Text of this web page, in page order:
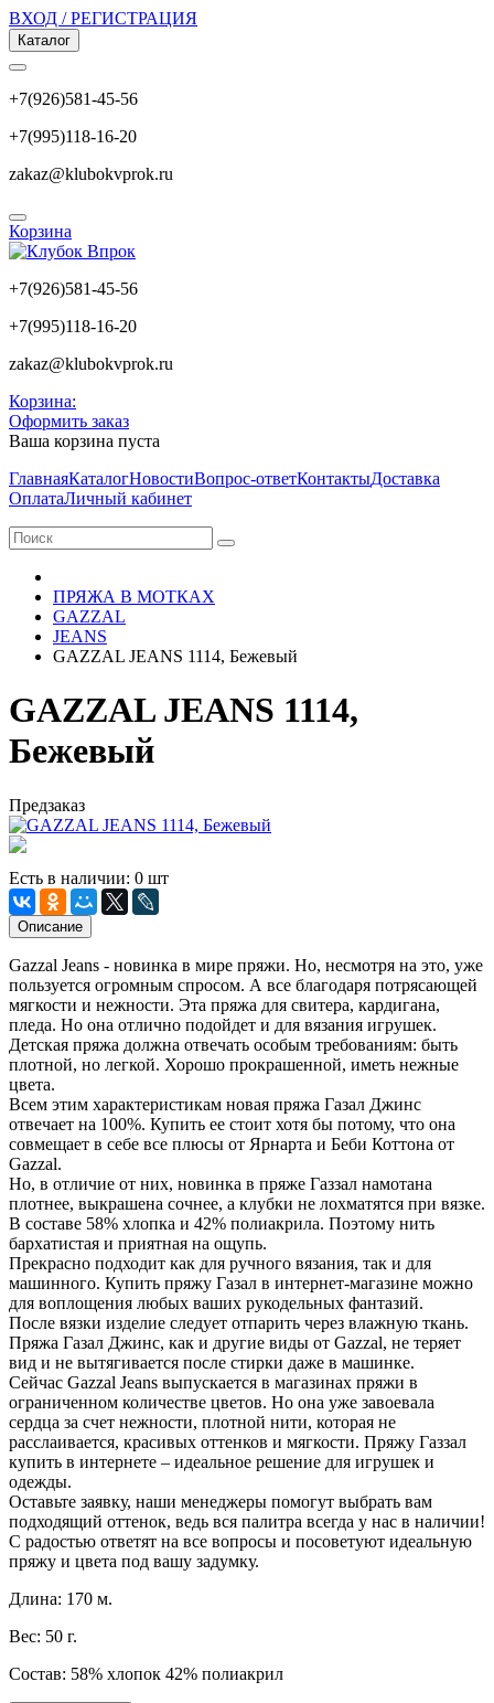
ВХОД / РЕГИСТРАЦИЯ
Каталог
+7(926)581-45-56
+7(995)118-16-20
zakaz@klubokvprok.ru
Корзина
+7(926)581-45-56
+7(995)118-16-20
zakaz@klubokvprok.ru
Корзина:
Оформить заказ
Ваша корзина пуста
ГлавнаяКаталогНовостиВопрос-ответКонтактыДоставка
ОплатаЛичный кабинет
ПРЯЖА В МОТКАХ
GAZZAL
JEANS
GAZZAL JEANS 1114, Бежевый
GAZZAL JEANS 1114,
Бежевый
Предзаказ
Есть в наличии: 0 шт
Описание
Gazzal Jeans - новинка в мире пряжи. Но, несмотря на это, уже
пользуется огромным спросом. А все благодаря потрясающей
мягкости и нежности. Эта пряжа для свитера, кардигана,
пледа. Но она отлично подойдет и для вязания игрушек.
Детская пряжа должна отвечать особым требованиям: быть
плотной, но легкой. Хорошо прокрашенной, иметь нежные
цвета.
Всем этим характеристикам новая пряжа Газал Джинс
отвечает на 100%. Купить ее стоит хотя бы потому, что она
совмещает в себе все плюсы от Ярнарта и Беби Коттона от
Gazzal.
Но, в отличие от них, новинка в пряже Газзал намотана
плотнее, выкрашена сочнее, а клубки не лохматятся при вязке.
В составе 58% хлопка и 42% полиакрила. Поэтому нить
бархатистая и приятная на ощупь.
Прекрасно подходит как для ручного вязания, так и для
машинного. Купить пряжу Газал в интернет-магазине можно
для воплощения любых ваших рукодельных фантазий.
После вязки изделие следует отпарить через влажную ткань.
Пряжа Газал Джинс, как и другие виды от Gazzal, не теряет
вид и не вытягивается после стирки даже в машинке.
Сейчас Gazzal Jeans выпускается в магазинах пряжи в
ограниченном количестве цветов. Но она уже завоевала
сердца за счет нежности, плотной нити, которая не
расслаивается, красивых оттенков и мягкости. Пряжу Газзал
купить в интернете – идеальное решение для игрушек и
одежды.
Оставьте заявку, наши менеджеры помогут выбрать вам
подходящий оттенок, ведь вся палитра всегда у нас в наличии!
С радостью ответят на все вопросы и посоветуют идеальную
пряжу и цвета под вашу задумку.
Длина: 170 м.
Вес: 50 г.
Состав: 58% хлопок 42% полиакрил